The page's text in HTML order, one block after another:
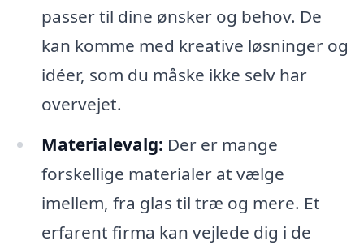
passer til dine ønsker og behov. De
kan komme med kreative løsninger og
idéer, som du måske ikke selv har
overvejet.
Materialevalg: Der er mange
forskellige materialer at vælge
imellem, fra glas til træ og mere. Et
erfarent firma kan vejlede dig i de